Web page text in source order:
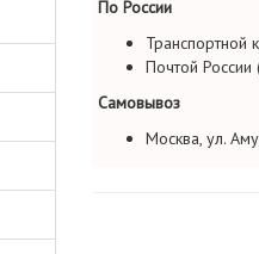
По России
Транспортной
Почтой России
Самовывоз
Москва, ул.